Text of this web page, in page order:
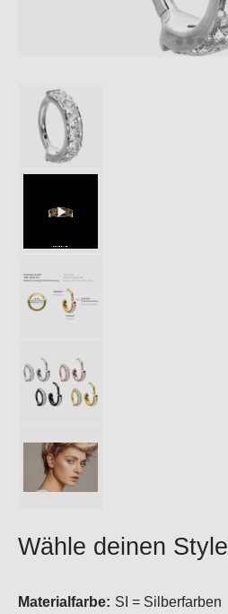
Wähle deinen Style
Materialfarbe: SI = Silberfarben